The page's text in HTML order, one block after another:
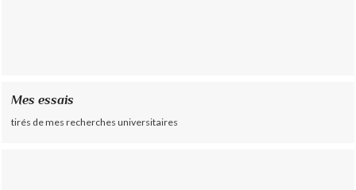
Mes essais
tirés de mes recherches universitaires